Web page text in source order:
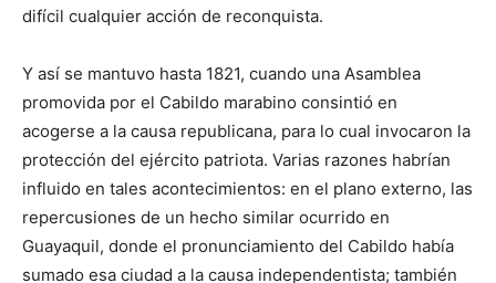
difícil cualquier acción de reconquista.
Y así se mantuvo hasta 1821, cuando una Asamblea
promovida por el Cabildo marabino consintió en
acogerse a la causa republicana, para lo cual invocaron la
protección del ejército patriota. Varias razones habrían
influido en tales acontecimientos: en el plano externo, las
repercusiones de un hecho similar ocurrido en
Guayaquil, donde el pronunciamiento del Cabildo había
sumado esa ciudad a la causa independentista; también